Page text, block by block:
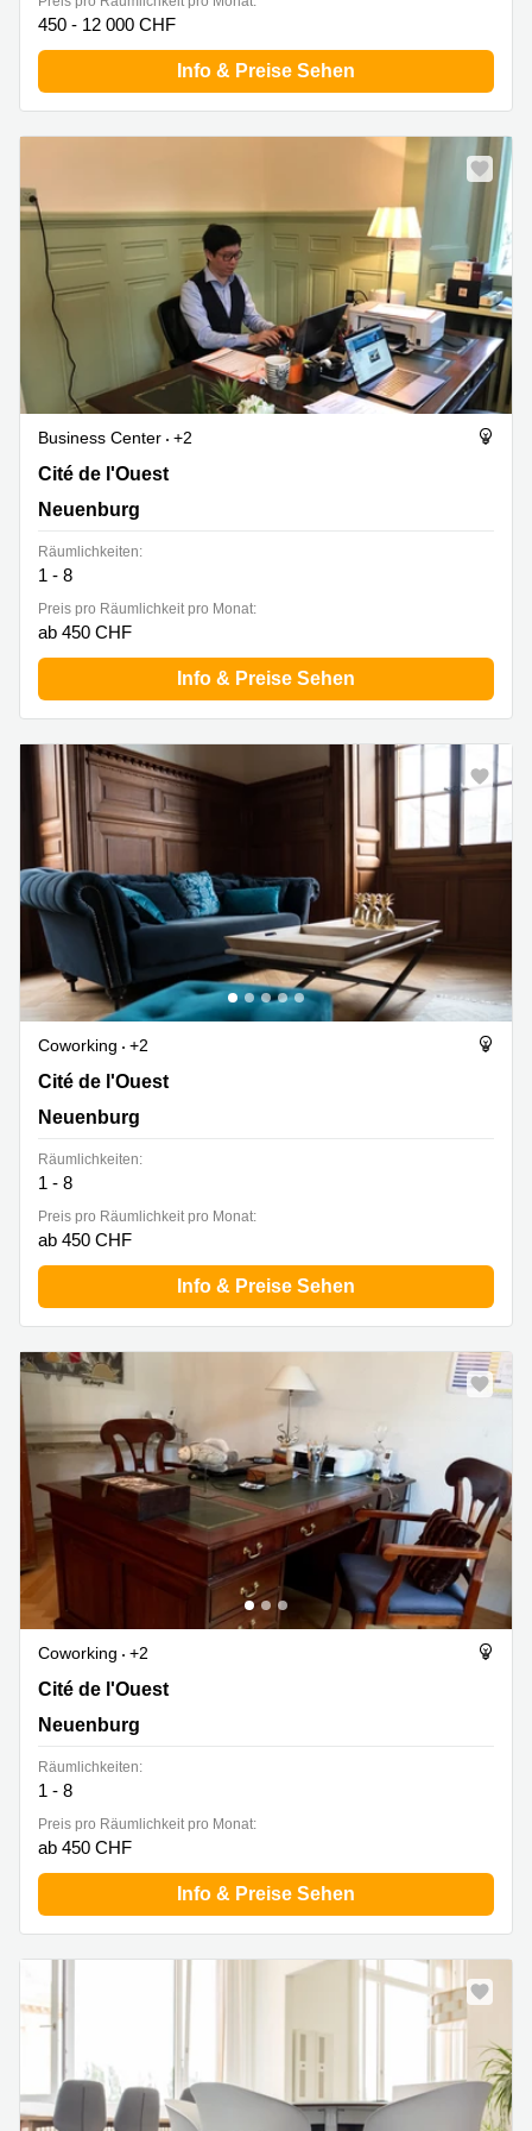
450 - 12 000 CHF
Info & Preise Sehen
Business Center
+2
Cité de l'Ouest 2, Neuenburg
Cité de l'Ouest
Neuenburg
Räumlichkeiten:
1 - 8
Preis pro Räumlichkeit pro Monat:
ab 450 CHF
Info & Preise Sehen
Coworking
+2
Cité de l'Ouest 2, Neuenburg
Cité de l'Ouest
Neuenburg
Räumlichkeiten:
1 - 8
Preis pro Räumlichkeit pro Monat:
ab 450 CHF
Info & Preise Sehen
Coworking
+2
Cité de l'Ouest 2, Neuenburg
Cité de l'Ouest
Neuenburg
Räumlichkeiten:
1 - 8
Preis pro Räumlichkeit pro Monat:
ab 450 CHF
Info & Preise Sehen